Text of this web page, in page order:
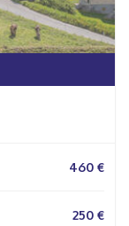
460 €
250 €